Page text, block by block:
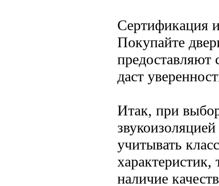
Сертификация
Покупайте
предоставляют
даст
Итак, при
учитывать
наличие